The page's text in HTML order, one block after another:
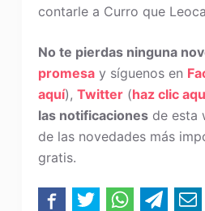
contarle a Curro que
No te pierdas ninguna
promesay síguenos en
aquí), Twitter(haz clic
las notificacionesde esta
de las novedades más
gratis.